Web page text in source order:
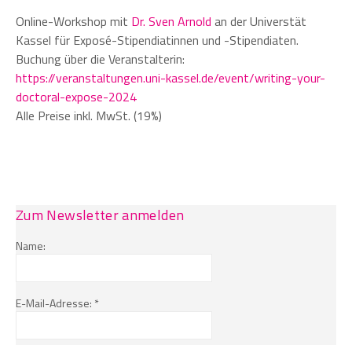
Online-Workshop mit Dr. Sven Arnold an der Universtät
Kassel für Exposé-Stipendiatinnen und -Stipendiaten.
Buchung über die Veranstalterin:
https://veranstaltungen.uni-kassel.de/event/writing-your-
doctoral-expose-2024
Alle Preise inkl. MwSt. (19%)
Zum Newsletter anmelden
Name:
E-Mail-Adresse: *